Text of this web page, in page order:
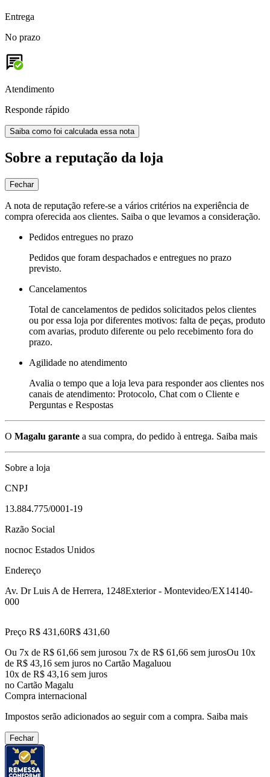
Entrega
No prazo
Atendimento
Responde rápido
Saiba como foi calculada essa nota
Sobre a reputação da loja
Fechar
A nota de reputação refere-se a vários critérios na experiência de
compra oferecida aos clientes. Saiba o que levamos a consideração.
Pedidos entregues no prazo
Pedidos que foram despachados e entregues no prazo
previsto.
Cancelamentos
Total de cancelamentos de pedidos solicitados pelos clientes
ou por essa loja por diferentes motivos: falta de peças, produto
com avarias, produto diferente ou pelo recebimento fora do
prazo.
Agilidade no atendimento
Avalia o tempo que a loja leva para responder aos clientes nos
canais de atendimento: Protocolo, Chat com o Cliente e
Perguntas e Respostas
O Magalu garante a sua compra, do pedido à entrega. Saiba mais
Sobre a loja
CNPJ
13.884.775/0001-19
Razão Social
nocnoc Estados Unidos
Endereço
Av. Dr Luis A de Herrera, 1248Exterior - Montevideo/EX14140-
000
Preço R$ 431,60R$ 431 ,60
Ou 7x de R$ 61,66 sem jurosou 7x de R$ 61,66 sem jurosOu 10x
de R$ 43,16 sem juros no Cartão Magaluou
10x de R$ 43,16 sem juros
no Cartão Magalu
Compra internacional
Impostos serão adicionados ao seguir com a compra. Saiba mais
Fechar